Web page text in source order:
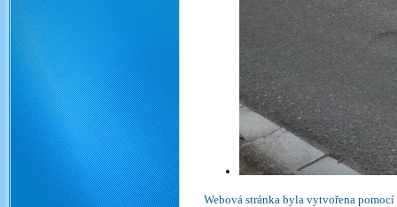
Webová stránka byla vytvořena